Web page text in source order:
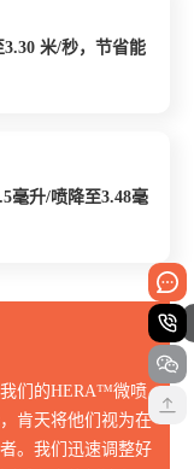
米/秒，节省能
毫升/喷降至3.48毫
们的HERA™微喷
肯天将他们视为在
。我们迅速调整好